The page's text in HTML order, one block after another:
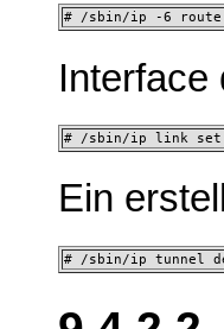
# /sbin/ip -6 route
Interface
# /sbin/ip link set
Ein
# /sbin/ip tunnel